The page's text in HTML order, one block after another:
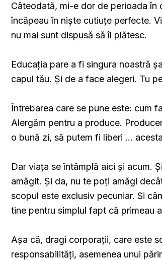
Câteodată, mi-e dor de perioada în
încăpeau în niște cutiuțe perfecte.
nu mai sunt dispusă să îl plătesc.
Educația pare a fi singura noastră
capul tău. Și de a face alegeri. Tu
Întrebarea care se pune este: cum
Alergăm pentru a produce.
o bună zi, să putem fi liberi …
Dar viața se întâmplă aici și acum.
amăgit. Și da, nu te poți amăgi
scopul este exclusiv pecuniar. Si
tine pentru simplul fapt că primeau
Așa că, dragi corporații, care este
responsabilități, asemenea unui